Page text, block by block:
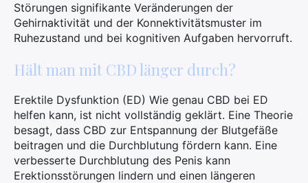
Störungen signifikante Veränderungen der
Gehirnaktivität und der Konnektivitätsmuster im
Ruhezustand und bei kognitiven Aufgaben hervorruft.
Hält man mit CBD länger durch?
Erektile Dysfunktion (ED) Wie genau CBD bei ED
helfen kann, ist nicht vollständig geklärt. Eine Theorie
besagt, dass CBD zur Entspannung der Blutgefäße
beitragen und die Durchblutung fördern kann. Eine
verbesserte Durchblutung des Penis kann
Erektionsstörungen lindern und einen längeren